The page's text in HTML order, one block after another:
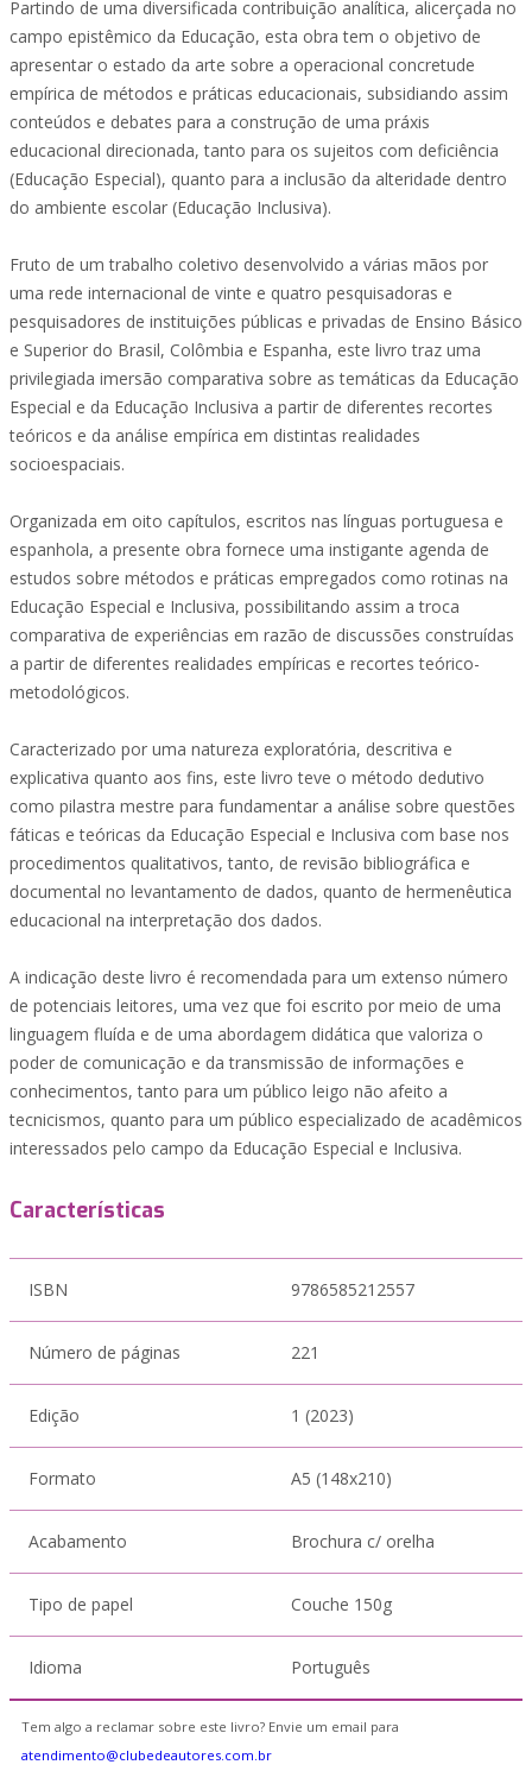
Partindo de uma diversificada contribuição analítica, alicerçada no
campo epistêmico da Educação, esta obra tem o objetivo de
apresentar o estado da arte sobre a operacional concretude
empírica de métodos e práticas educacionais, subsidiando assim
conteúdos e debates para a construção de uma práxis
educacional direcionada, tanto para os sujeitos com deficiência
(Educação Especial), quanto para a inclusão da alteridade dentro
do ambiente escolar (Educação Inclusiva).
Fruto de um trabalho coletivo desenvolvido a várias mãos por
uma rede internacional de vinte e quatro pesquisadoras e
pesquisadores de instituições públicas e privadas de Ensino Básico
e Superior do Brasil, Colômbia e Espanha, este livro traz uma
privilegiada imersão comparativa sobre as temáticas da Educação
Especial e da Educação Inclusiva a partir de diferentes recortes
teóricos e da análise empírica em distintas realidades
socioespaciais.
Organizada em oito capítulos, escritos nas línguas portuguesa e
espanhola, a presente obra fornece uma instigante agenda de
estudos sobre métodos e práticas empregados como rotinas na
Educação Especial e Inclusiva, possibilitando assim a troca
comparativa de experiências em razão de discussões construídas
a partir de diferentes realidades empíricas e recortes teórico-
metodológicos.
Caracterizado por uma natureza exploratória, descritiva e
explicativa quanto aos fins, este livro teve o método dedutivo
como pilastra mestre para fundamentar a análise sobre questões
fáticas e teóricas da Educação Especial e Inclusiva com base nos
procedimentos qualitativos, tanto, de revisão bibliográfica e
documental no levantamento de dados, quanto de hermenêutica
educacional na interpretação dos dados.
A indicação deste livro é recomendada para um extenso número
de potenciais leitores, uma vez que foi escrito por meio de uma
linguagem fluída e de uma abordagem didática que valoriza o
poder de comunicação e da transmissão de informações e
conhecimentos, tanto para um público leigo não afeito a
tecnicismos, quanto para um público especializado de acadêmicos
interessados pelo campo da Educação Especial e Inclusiva.
Características
ISBN 9786585212557
Número de páginas 221
Edição 1 (2023)
Formato A5 (148x210)
Acabamento Brochura c/ orelha
Tipo de papel Couche 150g
Idioma Português
Tem algo a reclamar sobre este livro? Envie um email para
atendimento@clubedeautores.com.br